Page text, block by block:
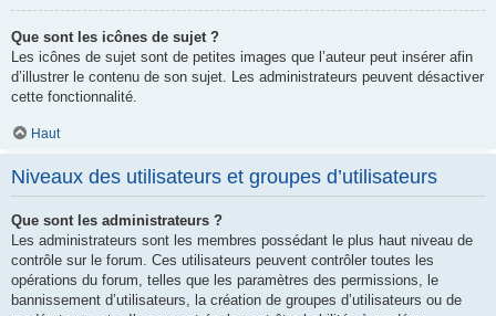
Que sont les icônes de sujet ?
Les icônes de sujet sont de petites images que l’auteur peut insérer afin
d’illustrer le contenu de son sujet. Les administrateurs peuvent désactiver
cette fonctionnalité.
Haut
Niveaux des utilisateurs et groupes d’utilisateurs
Que sont les administrateurs ?
Les administrateurs sont les membres possédant le plus haut niveau de
contrôle sur le forum. Ces utilisateurs peuvent contrôler toutes les
opérations du forum, telles que les paramètres des permissions, le
bannissement d’utilisateurs, la création de groupes d’utilisateurs ou de